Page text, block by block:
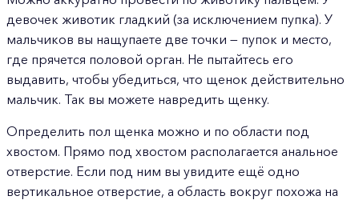
девочек животик гладкий (за исключением пупка). У
мальчиков вы нащупаете две точки — пупок и место,
где прячется половой орган. Не пытайтесь его
выдавить, чтобы убедиться, что щенок действительно
мальчик. Так вы можете навредить щенку.
Определить пол щенка можно и по области под
хвостом. Прямо под хвостом располагается анальное
отверстие. Если под ним вы увидите ещё одно
вертикальное отверстие, а область вокруг похожа на